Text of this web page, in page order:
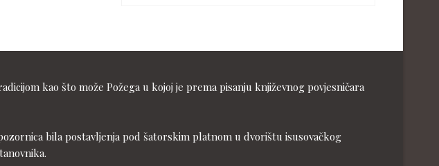
kao što može Požega u kojoj je prema pisanju književnog povjesničara
bila postavljenja pod šatorskim platnom u dvorištu isusovačkog